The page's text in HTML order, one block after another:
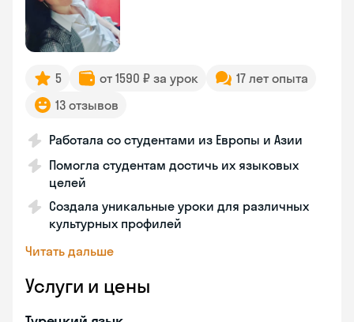
5 от 1590 ₽ за урок
17 лет опыта
13 отзывов
Работала со студентами из Европы и Азии
Помогла студентам достичь их языковых
целей
Создала уникальные уроки для различных
культурных профилей
Читать дальше
Услуги и цены